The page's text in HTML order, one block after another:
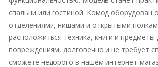
спальни или гостиной. Комод
отделениями, нишами и открытыми
расположиться техника, книги и
повреждениям, долговечно и не требует
сможете недорого в нашем интернет-